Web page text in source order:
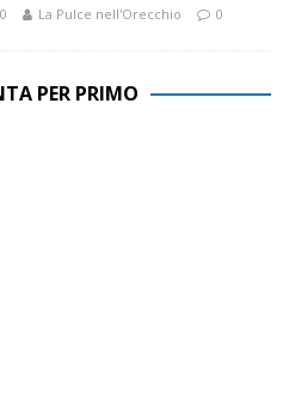
La Pulce nell'Orecchio 0
PER PRIMO